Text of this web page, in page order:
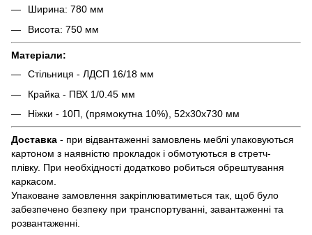
Ширина: 780 мм
Висота: 750 мм
Матеріали:
Стільниця - ЛДСП 16/18 мм
Крайка - ПВХ 1/0.45 мм
Ніжки - 10П, (прямокутна 10%), 52х30х730 мм
Доставка - при відвантаженні замовлень меблі упаковуються
картоном з наявністю прокладок і обмотуються в стретч-
плівку. При необхідності додатково робиться обрештування
каркасом.
Упаковане замовлення закріплюватиметься так, щоб було
забезпечено безпеку при транспортуванні, завантаженні та
розвантаженні.